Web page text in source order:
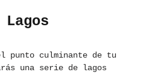
punto culminante de tu
una serie de lagos